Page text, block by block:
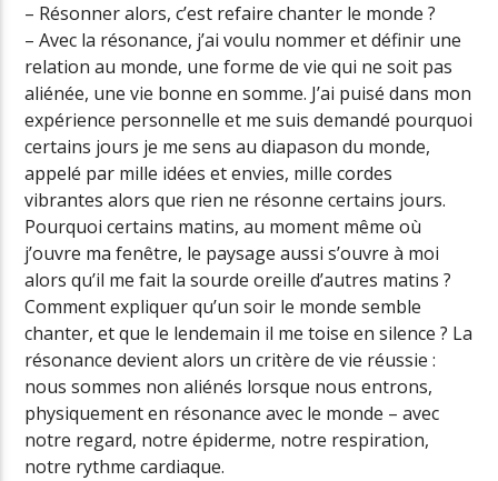
– Résonner alors, c’est refaire chanter le monde ?
– Avec la résonance, j’ai voulu nommer et définir une
relation au monde, une forme de vie qui ne soit pas
aliénée, une vie bonne en somme. J’ai puisé dans mon
expérience personnelle et me suis demandé pourquoi
certains jours je me sens au diapason du monde,
appelé par mille idées et envies, mille cordes
vibrantes alors que rien ne résonne certains jours.
Pourquoi certains matins, au moment même où
j’ouvre ma fenêtre, le paysage aussi s’ouvre à moi
alors qu’il me fait la sourde oreille d’autres matins ?
Comment expliquer qu’un soir le monde semble
chanter, et que le lendemain il me toise en silence ? La
résonance devient alors un critère de vie réussie :
nous sommes non aliénés lorsque nous entrons,
physiquement en résonance avec le monde – avec
notre regard, notre épiderme, notre respiration,
notre rythme cardiaque.